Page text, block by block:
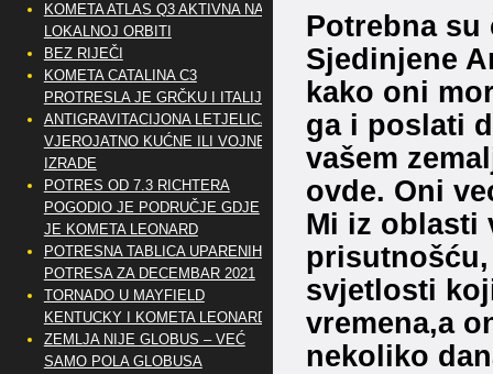
Potrebna
Sjedinjene
kako oni
ga i poslati
vašem
ovde. Oni
Mi iz oblasti
svjetlosti
vremena,a
nekoliko
KOMETA ATLAS Q3 AKTIVNA NA
LOKALNOJ ORBITI
BEZ RIJEČI
KOMETA CATALINA C3
PROTRESLA JE GRČKU I ITALIJU
ANTIGRAVITACIJONA LETJELICA
VJEROJATNO KUĆNE ILI VOJNE
IZRADE
POTRES OD 7.3 RICHTERA
POGODIO JE PODRUČJE GDJE
JE KOMETA LEONARD
POTRESNA TABLICA UPARENIH
POTRESA ZA DECEMBAR 2021
TORNADO U MAYFIELD
KENTUCKY I KOMETA LEONARD
ZEMLJA NIJE GLOBUS – VEĆ
SAMO POLA GLOBUSA